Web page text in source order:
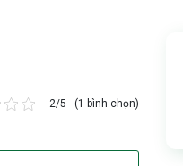
2/5 - (1 bình chọn)